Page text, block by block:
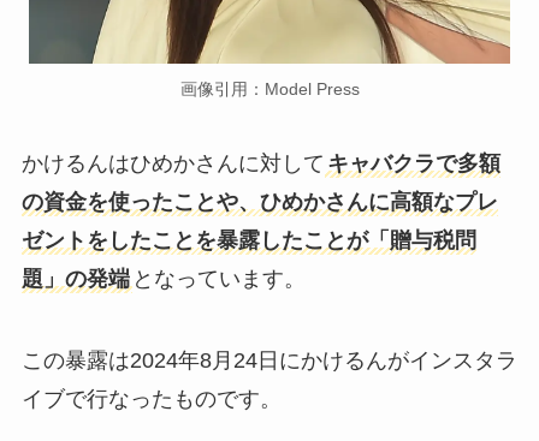
画像引用：Model Press
かけるんはひめかさんに対して キャバクラで多額
の資金を使ったことや、ひめかさんに高額なプレ
ゼントをしたことを暴露したことが「贈与税問
題」の発端 となっています。
この暴露は2024年8月24日にかけるんがインスタラ
イブで行なったものです。